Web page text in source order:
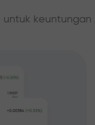
keuntungan